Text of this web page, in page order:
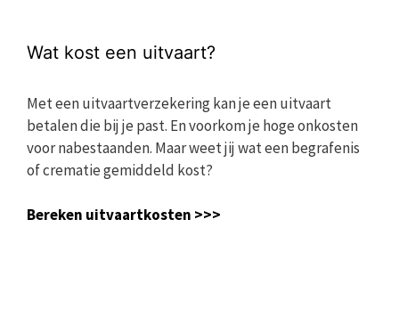
Wat kost een uitvaart?
Met een uitvaartverzekering kan je een uitvaart
betalen die bij je past. En voorkom je hoge onkosten
voor nabestaanden. Maar weet jij wat een begrafenis
of crematie gemiddeld kost?
Bereken uitvaartkosten >>>